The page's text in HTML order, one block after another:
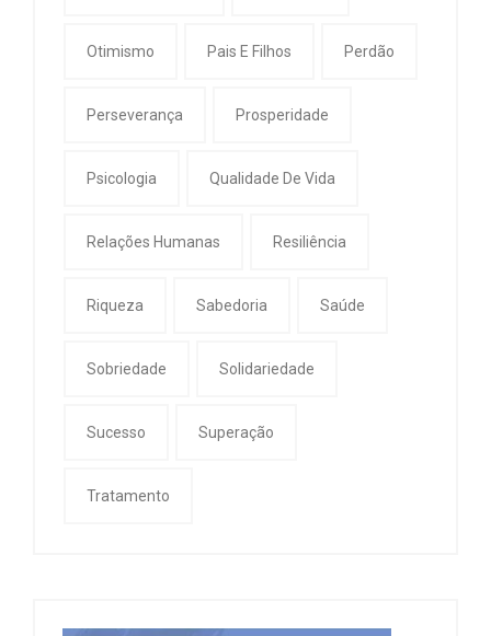
Otimismo Pais E Filhos Perdão
Perseverança Prosperidade
Psicologia Qualidade De Vida
Relações Humanas Resiliência
Riqueza Sabedoria Saúde
Sobriedade Solidariedade
Sucesso Superação
Tratamento